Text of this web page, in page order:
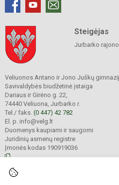
Steigėjas
Jurbarko
Veliuonos Antano ir Jono Juškų
Savivaldybės biudžetinė įstaiga
Dariaus ir Girėno g. 22,
74440 Veliuona, Jurbarko r.
Tel./ faks. (0 447) 42 782
El. p. info@velg.lt
Duomenys kaupiami ir saugomi
Juridinių asmenų registre
Įmonės kodas 190919036